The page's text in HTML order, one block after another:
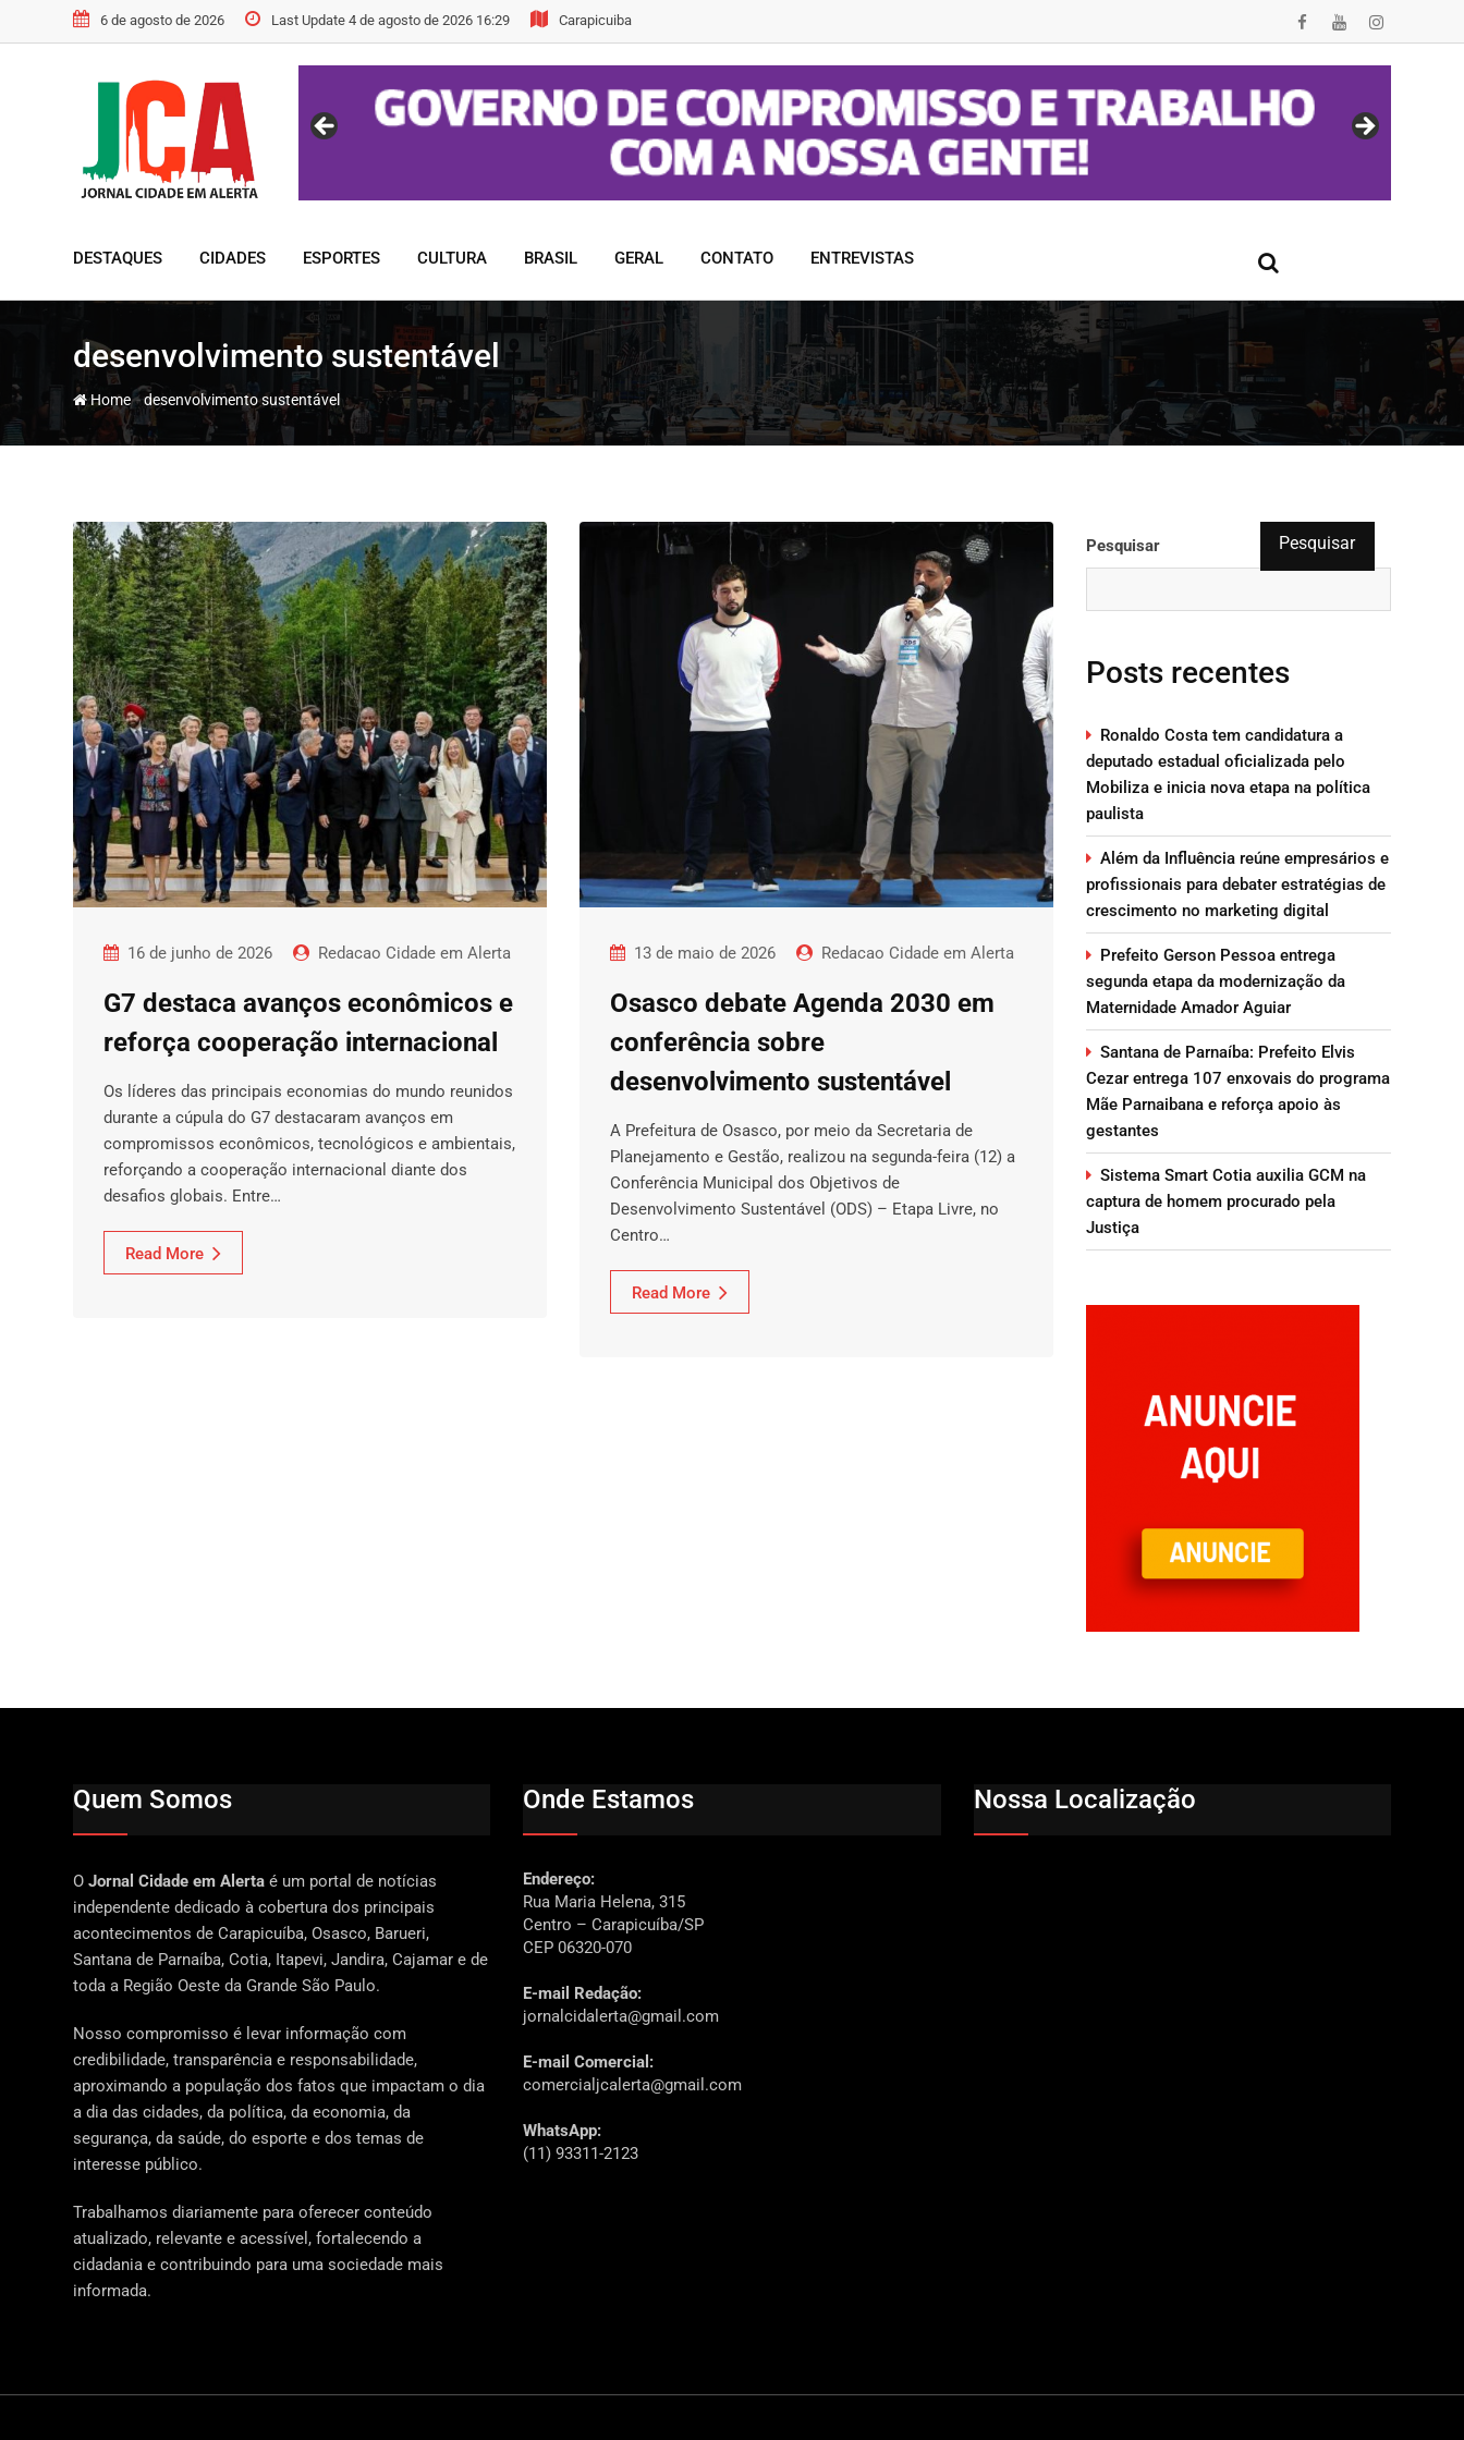
to
6 de agosto de 2026 Last Update 4 de agosto de 2026 16:29 Carapicuiba
DESTAQUES CIDADES ESPORTES CULTURA BRASIL GERAL CONTATO ENTREVISTAS
desenvolvimento sustentável
Home-desenvolvimento sustentável
16 de junho de 2026 Redacao Cidade em Alerta
G7 destaca avanços econômicos e
reforça cooperação internacional
Os líderes das principais economias do mundo reunidos
durante a cúpula do G7 destacaram avanços em
compromissos econômicos, tecnológicos e ambientais,
reforçando a cooperação internacional diante dos
desafios globais. Entre…
Read More
13 de maio de 2026 Redacao Cidade em Alerta
Osasco debate Agenda 2030 em
conferência sobre
desenvolvimento sustentável
A Prefeitura de Osasco, por meio da Secretaria de
Planejamento e Gestão, realizou na segunda-feira (12) a
Conferência Municipal dos Objetivos de
Desenvolvimento Sustentável (ODS) – Etapa Livre, no
Centro…
Read More
Pesquisar Pesquisar
Posts recentes
Ronaldo Costa tem candidatura a
deputado estadual oficializada pelo
Mobiliza e inicia nova etapa na política
paulista
Além da Influência reúne empresários e
profissionais para debater estratégias de
crescimento no marketing digital
Prefeito Gerson Pessoa entrega
segunda etapa da modernização da
Maternidade Amador Aguiar
Santana de Parnaíba: Prefeito Elvis
Cezar entrega 107 enxovais do programa
Mãe Parnaibana e reforça apoio às
gestantes
Sistema Smart Cotia auxilia GCM na
captura de homem procurado pela
Justiça
Quem Somos
O Jornal Cidade em Alerta é um portal de notícias
independente dedicado à cobertura dos principais
acontecimentos de Carapicuíba, Osasco, Barueri,
Santana de Parnaíba, Cotia, Itapevi, Jandira, Cajamar e de
toda a Região Oeste da Grande São Paulo.
Nosso compromisso é levar informação com
credibilidade, transparência e responsabilidade,
aproximando a população dos fatos que impactam o dia
a dia das cidades, da política, da economia, da
segurança, da saúde, do esporte e dos temas de
interesse público.
Trabalhamos diariamente para oferecer conteúdo
atualizado, relevante e acessível, fortalecendo a
cidadania e contribuindo para uma sociedade mais
informada.
Onde Estamos
Endereço:
Rua Maria Helena, 315
Centro – Carapicuíba/SP
CEP 06320-070
E-mail Redação:
jornalcidalerta@gmail.com
E-mail Comercial:
comercialjcalerta@gmail.com
WhatsApp:
(11) 93311-2123
Nossa Localização